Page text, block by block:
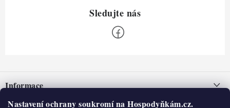
Nastavení ochrany soukromí na Hospodyňkám.cz.
pInformace
Nepřevzetí zásilky na dobírku